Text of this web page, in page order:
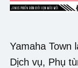
Yamaha Town
Dịch vụ, Phụ